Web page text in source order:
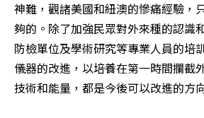
神難，觀諸美國和紐澳的慘痛經驗，
夠的。除了加強民眾對外來種的認識
防檢單位及學術研究等專業人員的培
儀器的改進，以培養在第一時間攔截
技術和能量，都是今後可以改進的方